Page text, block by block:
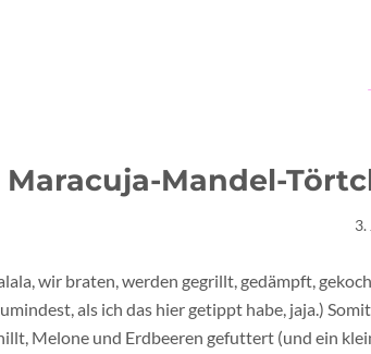
Maracuja-Mandel-
wir braten, werden gegrillt, gedämpft,
als ich das hier getippt habe, jaja.)
Melone und Erdbeeren gefuttert (und ein